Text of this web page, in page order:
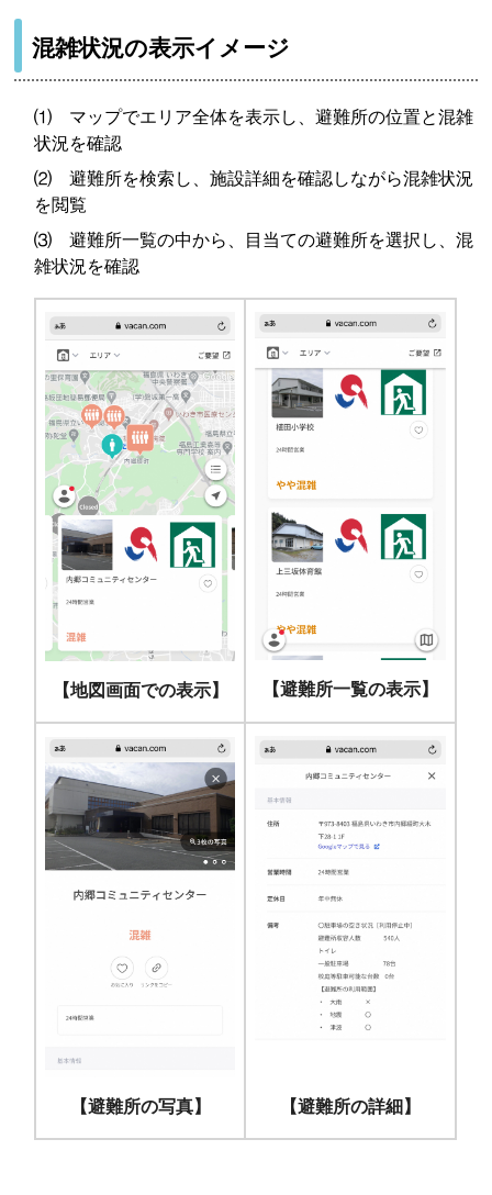
混雑状況の表示イメージ
⑴ マップでエリア全体を表示し、避難所の位置と混雑
状況を確認
⑵ 避難所を検索し、施設詳細を確認しながら混雑状況
を閲覧
⑶ 避難所一覧の中から、目当ての避難所を選択し、混
雑状況を確認
【地図画面での表示】 【避難所一覧の表示】
【避難所の写真】 【避難所の詳細】